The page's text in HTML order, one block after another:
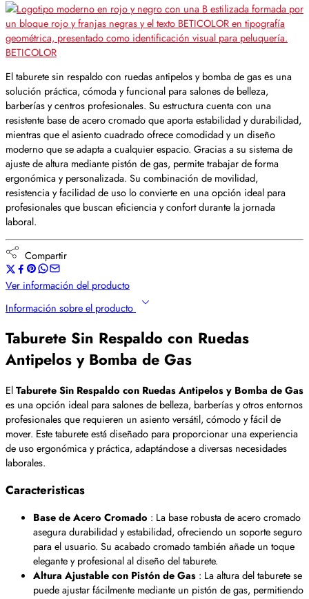
BETICOLOR
El taburete sin respaldo con ruedas antipelos y bomba de gas es una
solución práctica, cómoda y funcional para salones de belleza,
barberías y centros profesionales. Su estructura cuenta con una
resistente base de acero cromado que aporta estabilidad y durabilidad,
mientras que el asiento cuadrado ofrece comodidad y un diseño
moderno que se adapta a cualquier espacio. Gracias a su sistema de
ajuste de altura mediante pistón de gas, permite trabajar de forma
ergonómica y personalizada. Su combinación de movilidad,
resistencia y facilidad de uso lo convierte en una opción ideal para
profesionales que buscan eficiencia y confort durante la jornada
laboral.
Compartir
Ver información del producto
Información sobre el producto
Taburete Sin Respaldo con Ruedas
Antipelos y Bomba de Gas
ElTaburete Sin Respaldo con Ruedas Antipelos y Bomba de Gas
es una opción ideal para salones de belleza, barberías y otros entornos
profesionales que requieren un asiento versátil, cómodo y fácil de
mover. Este taburete está diseñado para proporcionar una experiencia
de uso ergonómica y práctica, adaptándose a diversas necesidades
laborales.
Caracteristicas
Base de Acero Cromado : La base robusta de acero cromado
asegura durabilidad y estabilidad, ofreciendo un soporte seguro
para el usuario. Su acabado cromado también añade un toque
elegante y profesional al diseño del taburete.
Altura Ajustable con Pistón de Gas : La altura del taburete se
puede ajustar fácilmente mediante un pistón de gas, permitiendo